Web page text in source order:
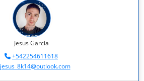
Jesus Garcia
+542254611618
jesus_8k14@outlook.com